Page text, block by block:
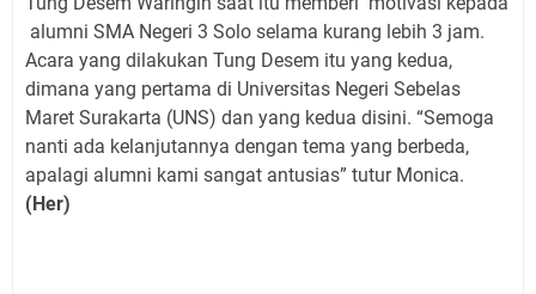
alumni SMA Negeri 3 Solo selama kurang lebih 3 jam.
Acara yang dilakukan Tung Desem itu yang kedua,
dimana yang pertama di Universitas Negeri Sebelas
Maret Surakarta (UNS) dan yang kedua disini. “Semoga
nanti ada kelanjutannya dengan tema yang berbeda,
apalagi alumni kami sangat antusias” tutur Monica.
(Her)